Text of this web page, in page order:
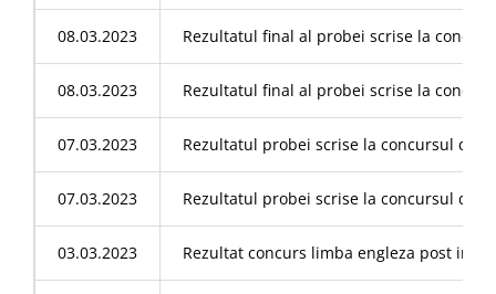
08.03.2023 Rezultatul final al probei scrise la
08.03.2023 Rezultatul final al probei scrise la
07.03.2023 Rezultatul probei scrise la concursul de
07.03.2023 Rezultatul probei scrise la concursul de
03.03.2023 Rezultat concurs limba engleza post